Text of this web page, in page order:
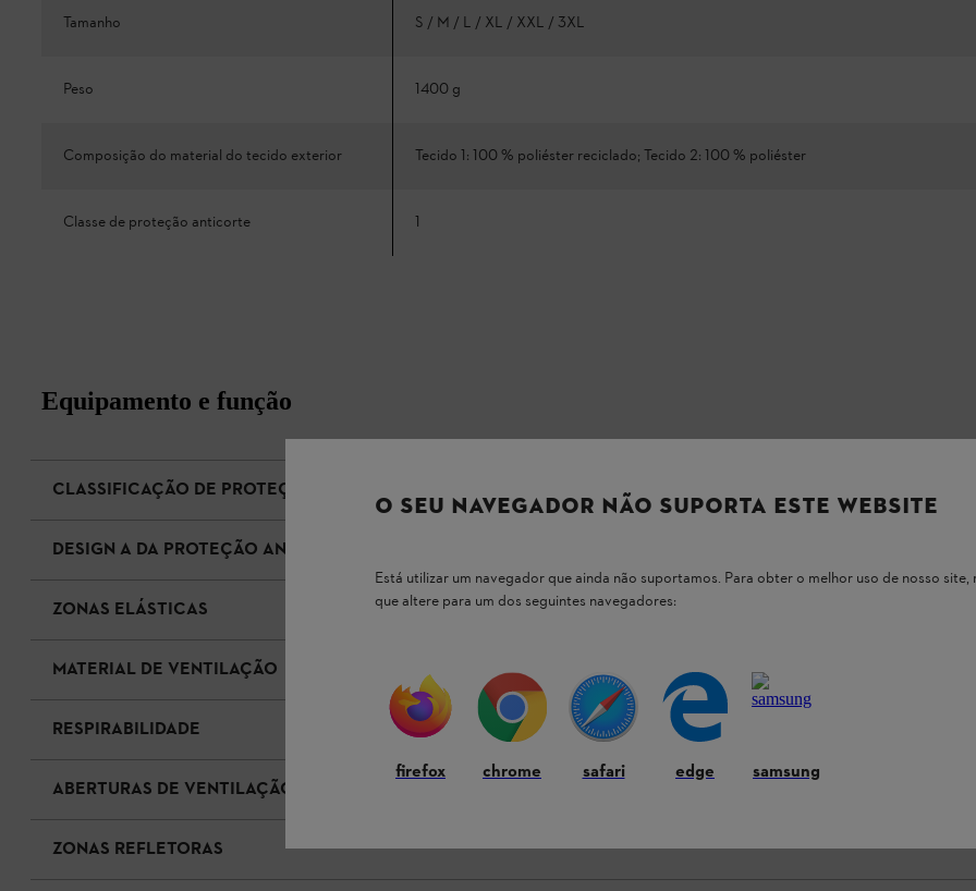
Tamanho S / M / L / XL / XXL / 3XL
Peso 1400 g
Composição do material do tecido exterior Tecido 1: 100 % poliéster reciclado; Tecido 2: 100 % poliéster
Classe de proteção anticorte 1
Equipamento e função
CLASSIFICAÇÃO DE PROTEÇÃO ANTICORTE 1 PARA MOTOSSERRAS
DESIGN A DA PROTEÇÃO ANTICORTE
ZONAS ELÁSTICAS
MATERIAL DE VENTILAÇÃO
RESPIRABILIDADE
ABERTURAS DE VENTILAÇÃO
ZONAS REFLETORAS
O SEU NAVEGADOR NÃO SUPORTA ESTE WEBSITE
Está utilizar um navegador que ainda não suportamos. Para obter o melhor uso de nosso site,
que altere para um dos seguintes navegadores:
firefox chrome safari edge samsung